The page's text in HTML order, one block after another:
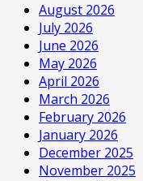
August 2026
July 2026
June 2026
May 2026
April 2026
March 2026
February 2026
January 2026
December 2025
November 2025